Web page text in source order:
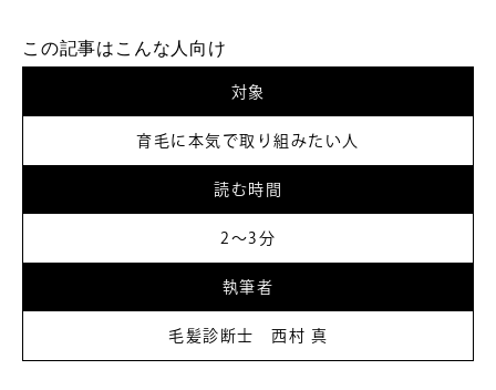
この記事はこんな人向け
対象
育毛に本気で取り組みたい人
読む時間
2～3分
執筆者
毛髪診断士 西村 真